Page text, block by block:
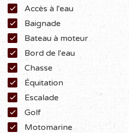
Accès à l'eau
Baignade
Bateau à moteur
Bord de l'eau
Chasse
Équitation
Escalade
Golf
Motomarine